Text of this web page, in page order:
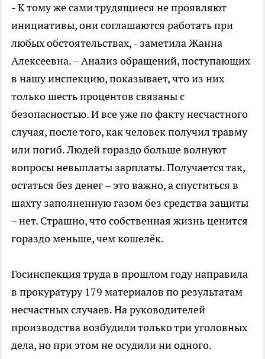
- К тому же сами трудящиеся не проявляют
инициативы, они соглашаются работать при
любых обстоятельствах, - заметила Жанна
Алексеевна. – Анализ обращений, поступающих
в нашу инспекцию, показывает, что из них
только шесть процентов связаны с
безопасностью. И все уже по факту несчастного
случая, после того, как человек получил травму
или погиб. Людей гораздо больше волнуют
вопросы невыплаты зарплаты. Получается так,
остаться без денег – это важно, а спуститься в
шахту заполненную газом без средства защиты
– нет. Страшно, что собственная жизнь ценится
гораздо меньше, чем кошелёк.
Госинспекция труда в прошлом году направила
в прокуратуру 179 материалов по результатам
несчастных случаев. На руководителей
производства возбудили только три уголовных
дела, но при этом не осудили ни одного.